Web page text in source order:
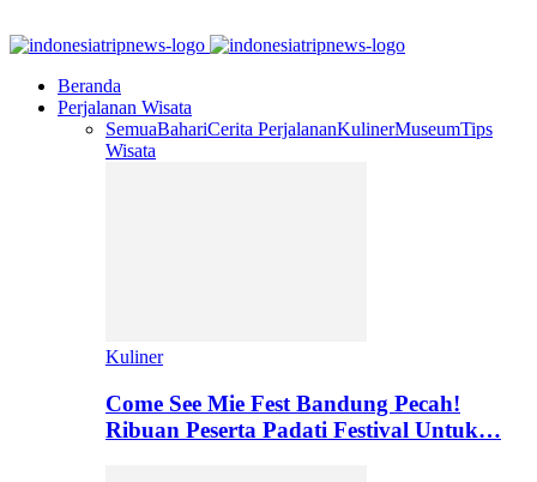
Beranda
Perjalanan Wisata
SemuaBahariCerita PerjalananKulinerMuseumTips
Wisata
Kuliner
Come See Mie Fest Bandung Pecah!
Ribuan Peserta Padati Festival Untuk…